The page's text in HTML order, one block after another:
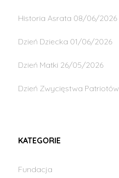
Historia Asrata 08/06/2026
Dzień Dziecka 01/06/2026
Dzień Matki 26/05/2026
Dzień Zwycięstwa Patriotów
KATEGORIE
Fundacja